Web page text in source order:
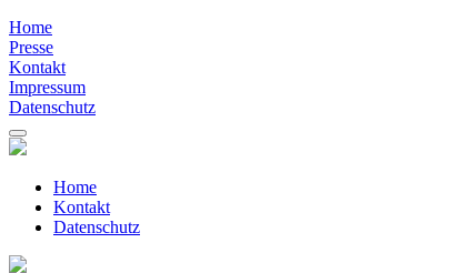
Home
Presse
Kontakt
Impressum
Datenschutz
Home
Kontakt
Datenschutz